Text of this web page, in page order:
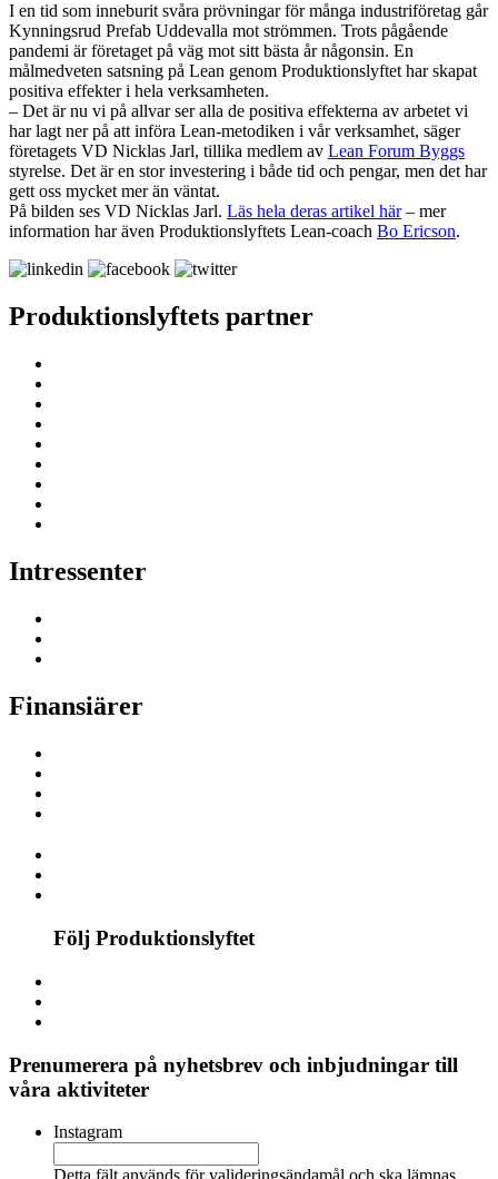
I en tid som inneburit svåra prövningar för många industriföretag går
Kynningsrud Prefab Uddevalla mot strömmen. Trots pågående
pandemi är företaget på väg mot sitt bästa år någonsin. En
målmedveten satsning på Lean genom Produktionslyftet har skapat
positiva effekter i hela verksamheten.
– Det är nu vi på allvar ser alla de positiva effekterna av arbetet vi
har lagt ner på att införa Lean-metodiken i vår verksamhet, säger
företagets VD Nicklas Jarl, tillika medlem av Lean Forum Byggs
styrelse. Det är en stor investering i både tid och pengar, men det har
gett oss mycket mer än väntat.
På bilden ses VD Nicklas Jarl. Läs hela deras artikel här– mer
information har även Produktionslyftets Lean-coach Bo Ericson.
Produktionslyftets partner
Intressenter
Finansiärer
Följ Produktionslyftet
Prenumerera på nyhetsbrev och inbjudningar till
våra aktiviteter
Instagram